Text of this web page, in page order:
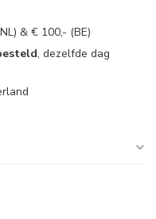
& € 100,- (BE)
, dezelfde dag